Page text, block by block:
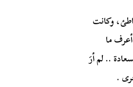
وكانت
ما
.. لم أرَ
.